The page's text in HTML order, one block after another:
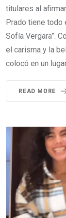
titulares al
Prado tiene todo
Sofía Vergara”.
el carisma y la
colocó en un
READ MORE